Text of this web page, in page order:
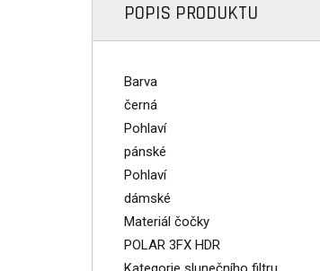
POPIS PRODUKTU
Barva
černá
Pohlaví
pánské
Pohlaví
dámské
Materiál čočky
POLAR 3FX HDR